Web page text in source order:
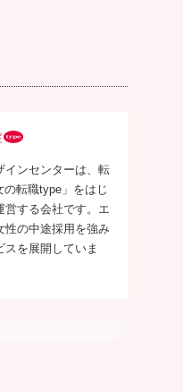
インセンターは、転
転職type」をはじ
営する会社です。エ
性の中途採用を強み
スを展開していま